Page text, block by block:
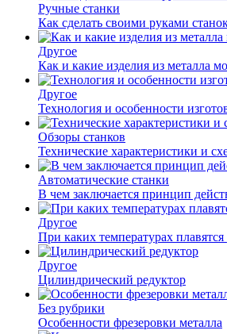
Ручные станки
Как сделать своими руками
Другое
Как и какие изделия из металла
Другое
Технология и особенности
Обзоры станков
Технические характеристики и
Автоматические станки
В чем заключается принцип
Другое
При каких температурах
Другое
Цилиндрический редуктор
Без рубрики
Особенности фрезеровки металла